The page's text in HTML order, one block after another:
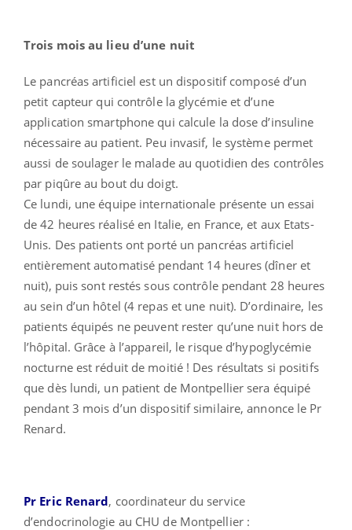
Trois mois au lieu d’une nuit
Le pancréas artificiel est un dispositif composé d’un
petit capteur qui contrôle la glycémie et d’une
application smartphone qui calcule la dose d’insuline
nécessaire au patient. Peu invasif, le système permet
aussi de soulager le malade au quotidien des contrôles
par piqûre au bout du doigt.
Ce lundi, une équipe internationale présente un essai
de 42 heures réalisé en Italie, en France, et aux Etats-
Unis. Des patients ont porté un pancréas artificiel
entièrement automatisé pendant 14 heures (dîner et
nuit), puis sont restés sous contrôle pendant 28 heures
au sein d’un hôtel (4 repas et une nuit). D’ordinaire, les
patients équipés ne peuvent rester qu’une nuit hors de
l’hôpital. Grâce à l’appareil, le risque d’hypoglycémie
nocturne est réduit de moitié ! Des résultats si positifs
que dès lundi, un patient de Montpellier sera équipé
pendant 3 mois d’un dispositif similaire, annonce le Pr
Renard.
Pr Eric Renard, coordinateur du service
d’endocrinologie au CHU de Montpellier :